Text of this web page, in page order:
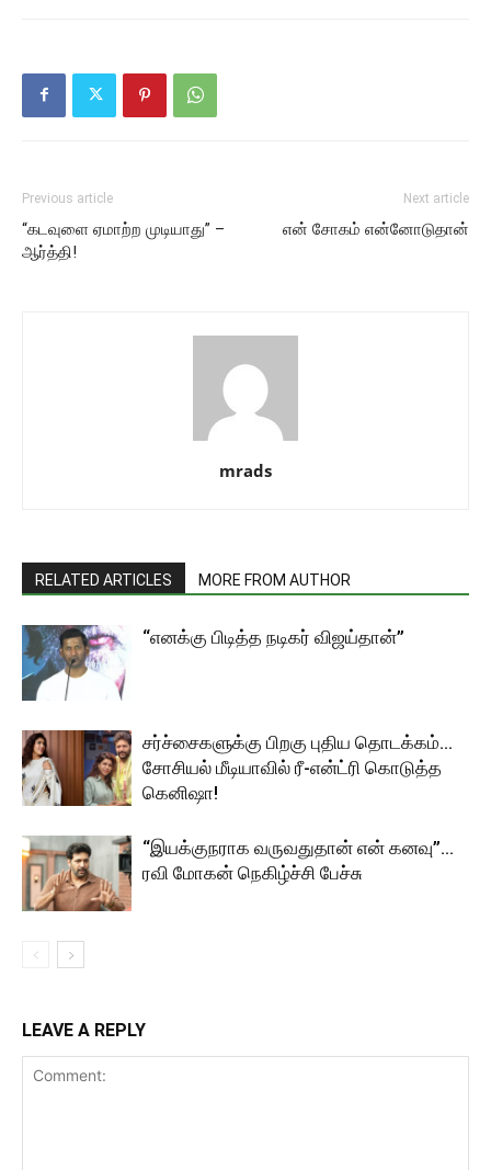
Previous article
“கடவுளை ஏமாற்ற முடியாது” –
ஆர்த்தி!
Next article
என் சோகம் என்னோடுதான்
mrads
RELATED ARTICLES MORE FROM AUTHOR
“எனக்கு பிடித்த நடிகர் விஜய்தான்”
சர்ச்சைகளுக்கு பிறகு புதிய தொடக்கம்…
சோசியல் மீடியாவில் ரீ-என்ட்ரி கொடுத்த
கெனிஷா!
“இயக்குநராக வருவதுதான் என் கனவு”…
ரவி மோகன் நெகிழ்ச்சி பேச்சு
LEAVE A REPLY